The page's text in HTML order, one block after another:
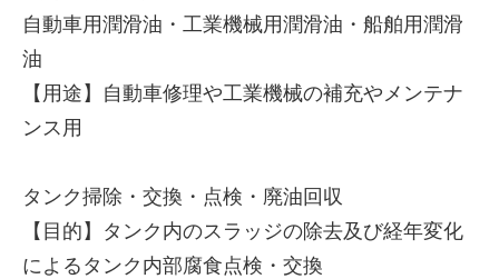
自動車用潤滑油・工業機械用潤滑油・船舶用潤滑
油
【用途】自動車修理や工業機械の補充やメンテナ
ンス用
タンク掃除・交換・点検・廃油回収
【目的】タンク内のスラッジの除去及び経年変化
によるタンク内部腐食点検・交換